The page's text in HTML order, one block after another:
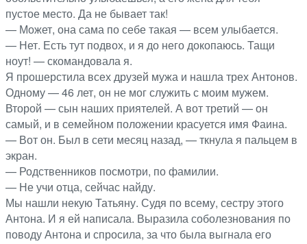
пустое место. Да не бывает так!
— Может, она сама по себе такая — всем улыбается.
— Нет. Есть тут подвох, и я до него докопаюсь. Тащи
ноут! — скомандовала я.
Я прошерстила всех друзей мужа и нашла трех Антонов.
Одному — 46 лет, он не мог служить с моим мужем.
Второй — сын наших приятелей. А вот третий — он
самый, и в семейном положении красуется имя Фаина.
— Вот он. Был в сети месяц назад, — ткнула я пальцем в
экран.
— Родственников посмотри, по фамилии.
— Не учи отца, сейчас найду.
Мы нашли некую Татьяну. Судя по всему, сестру этого
Антона. И я ей написала. Выразила соболезнования по
поводу Антона и спросила, за что была выгнала его